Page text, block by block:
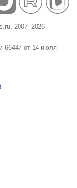
2007–2026
от 14 июля